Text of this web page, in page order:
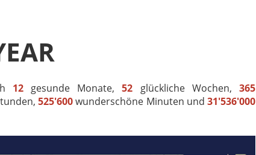
12gesunde Monate,52 glückliche Wochen, 365
525'600wunderschöne Minuten und 31'536'000